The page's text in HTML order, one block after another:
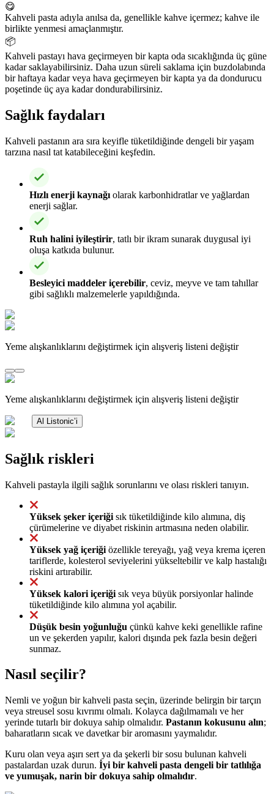
😋
Kahveli pasta adıyla anılsa da, genellikle kahve içermez; kahve ile
birlikte yenmesi amaçlanmıştır.
📦
Kahveli pastayı hava geçirmeyen bir kapta oda sıcaklığında üç güne
kadar saklayabilirsiniz. Daha uzun süreli saklama için buzdolabında
bir haftaya kadar veya hava geçirmeyen bir kapta ya da dondurucu
poşetinde üç aya kadar dondurabilirsiniz.
Sağlık faydaları
Kahveli pastanın ara sıra keyifle tüketildiğinde dengeli bir yaşam
tarzına nasıl tat katabileceğini keşfedin.
Hızlı enerji kaynağı olarak karbonhidratlar ve yağlardan
enerji sağlar.
Ruh halini iyileştirir, tatlı bir ikram sunarak duygusal iyi
oluşa katkıda bulunur.
Besleyici maddeler içerebilir, ceviz, meyve ve tam tahıllar
gibi sağlıklı malzemelerle yapıldığında.
Yeme alışkanlıklarını değiştirmek için alışveriş listeni değiştir
Yeme alışkanlıklarını değiştirmek için alışveriş listeni değiştir
Al Listonic’i
Sağlık riskleri
Kahveli pastayla ilgili sağlık sorunlarını ve olası riskleri tanıyın.
Yüksek şeker içeriği sık tüketildiğinde kilo alımına, diş
çürümelerine ve diyabet riskinin artmasına neden olabilir.
Yüksek yağ içeriği özellikle tereyağı, yağ veya krema içeren
tariflerde, kolesterol seviyelerini yükseltebilir ve kalp hastalığı
riskini artırabilir.
Yüksek kalori içeriği sık veya büyük porsiyonlar halinde
tüketildiğinde kilo alımına yol açabilir.
Düşük besin yoğunluğu çünkü kahve keki genellikle rafine
un ve şekerden yapılır, kalori dışında pek fazla besin değeri
sunmaz.
Nasıl seçilir?
Nemli ve yoğun bir kahveli pasta seçin, üzerinde belirgin bir tarçın
veya streusel sosu kıvrımı olmalı. Kolayca dağılmamalı ve her
yerinde tutarlı bir dokuya sahip olmalıdır. Pastanın kokusunu alın;
baharatların sıcak ve davetkar bir aromasını yaymalıdır.
Kuru olan veya aşırı sert ya da şekerli bir sosu bulunan kahveli
pastalardan uzak durun. İyi bir kahveli pasta dengeli bir tatlılığa
ve yumuşak, narin bir dokuya sahip olmalıdır.